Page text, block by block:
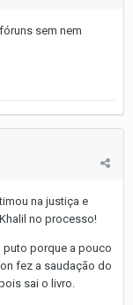
sem nem
na justiça e
no processo!
puto porque a pouco
fez a saudação do
sai o livro.